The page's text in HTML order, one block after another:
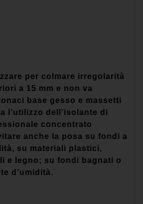
per colmare irregolarità
a 15 mm e non va
base gesso e massetti
l’utilizzo dell’isolante di
concentrato
anche la posa su fondi a
su materiali plastici,
e legno; su fondi bagnati o
d’umidità.